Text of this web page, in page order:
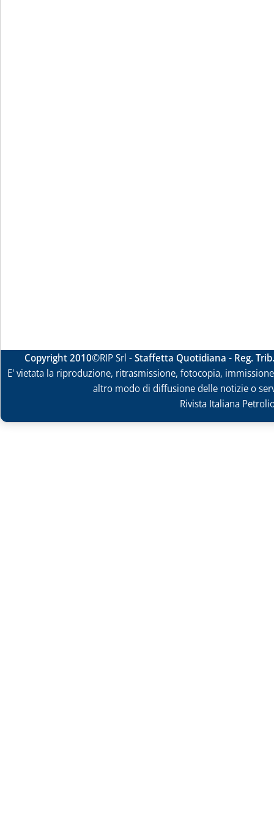
Copyright 2010©RIP Srl -Staffetta Quotidiana - Reg.
E' vietata la riproduzione, ritrasmissione, fotocopia,
altro modo di diffusione delle notizie o
Rivista Italiana